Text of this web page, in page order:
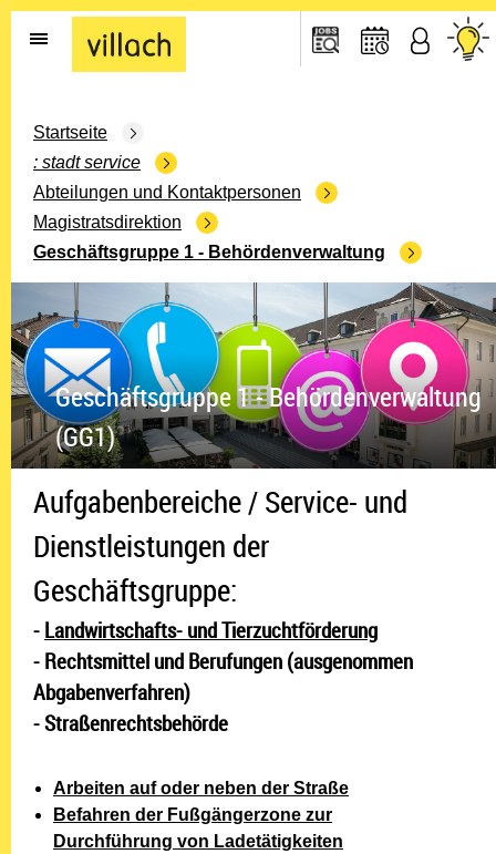
Gehe zur Startseite
Startseite
stadt service
Abteilungen und Kontaktpersonen
Magistratsdirektion
Geschäftsgruppe 1 - Behördenverwaltung
Geschäftsgruppe 1 - Behördenverwaltung
(GG1)
Aufgabenbereiche / Service- und
Dienstleistungen der
Geschäftsgruppe:
- Landwirtschafts- und Tierzuchtförderung
- Rechtsmittel und Berufungen (ausgenommen
Abgabenverfahren)
- Straßenrechtsbehörde
Arbeiten auf oder neben der Straße
Befahren der Fußgängerzone zur
Durchführung von Ladetätigkeiten